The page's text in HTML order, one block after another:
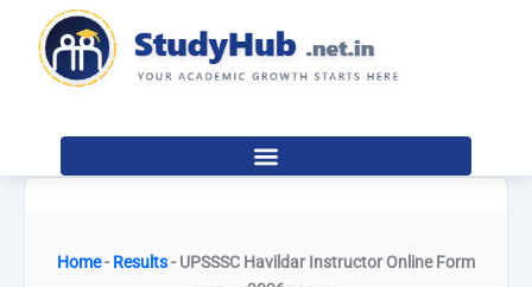
content
Home- Results- UPSSSC Havildar Instructor Online Form